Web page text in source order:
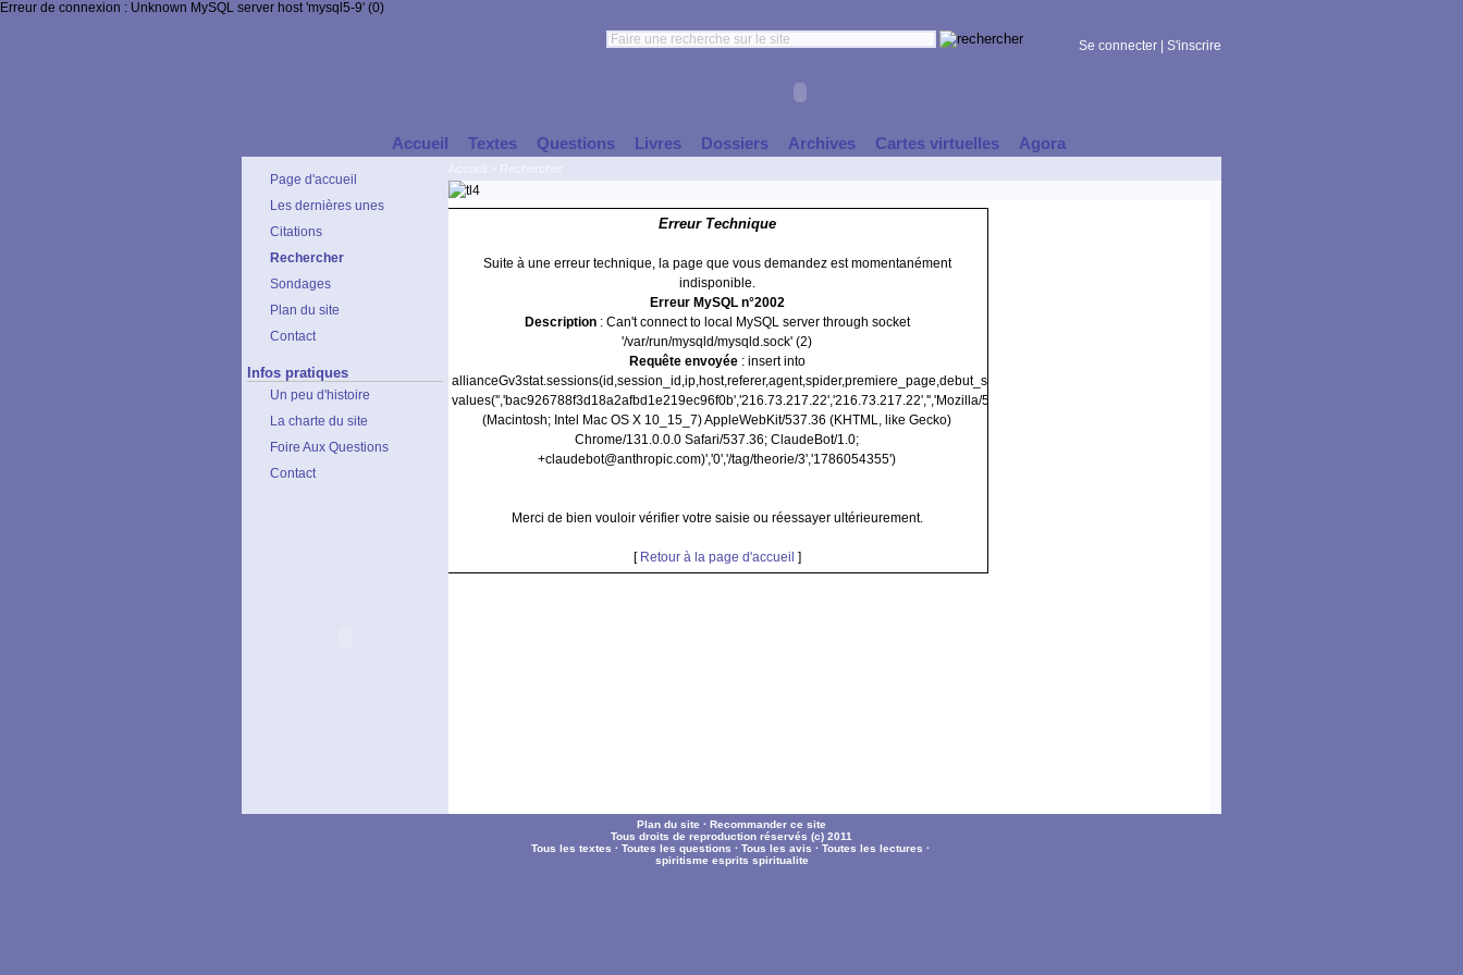
Erreur de connexion : Unknown MySQL server host 'mysql5-9' (0)
Se connecter S'inscrire
Accueil Textes Questions Livres Dossiers Archives Cartes virtuelles Agora
Page d'accueil
Les dernières unes
Citations
Rechercher
Sondages
Plan du site
Contact
Infos pratiques
Un peu d'histoire
La charte du site
Foire Aux Questions
Contact
Erreur Technique
Suite à une erreur technique, la page que vous demandez est momentanément
indisponible.
Erreur MySQL n°2002
Description: Can't connect to local MySQL server through socket
'/var/run/mysqld/mysqld.sock' (2)
Requête envoyée: insert into
allianceGv3stat.sessions(id,session_id,ip,host,referer,agent,spider,premiere_page,debut_session)
values('','bac926788f3d18a2afbd1e219ec96f0b','216.73.217.22','216.73.217.22','','Mozilla/5.0
(Macintosh; Intel Mac OS X 10_15_7) AppleWebKit/537.36 (KHTML, like Gecko)
Chrome/131.0.0.0 Safari/537.36; ClaudeBot/1.0;
+claudebot@anthropic.com)','0','/tag/theorie/3','1786054355')
Merci de bien vouloir vérifier votre saisie ou réessayer ultérieurement.
[ Retour à la page d'accueil ]
Plan du site · Recommander ce site
Tous droits de reproduction réservés (c) 2011
Tous les textes · Toutes les questions · Tous les avis · Toutes les lectures ·
spiritisme esprits spiritualite